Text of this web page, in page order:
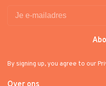
By signing up, you agree to our